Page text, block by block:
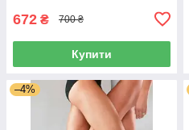
672 ₴ 700 ₴
Купити
–4%